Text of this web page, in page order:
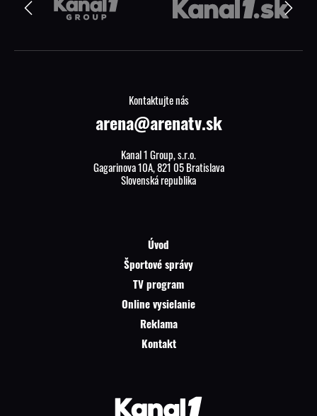
Kontaktujte nás
arena@arenatv.sk
Kanal 1 Group, s.r.o.
Gagarinova 10A, 821 05 Bratislava
Slovenská republika
Úvod
Športové správy
TV program
Online vysielanie
Reklama
Kontakt